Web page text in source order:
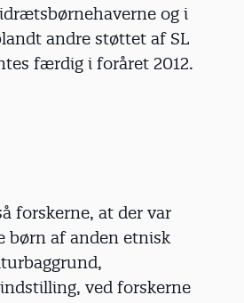
og i
andre støttet af SL
færdig i foråret 2012.
forskerne, at der var
børn af anden etnisk
ved forskerne